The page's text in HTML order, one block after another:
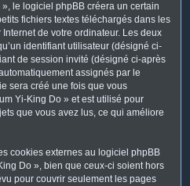
le logiciel phpBB créera un certain
fichiers textes téléchargés dans les
de votre ordinateur. Les deux
identifiant utilisateur (désigné ci-
de session invité (désigné ci-après
assignés par le
sera créé une fois que vous
Yi-King Do » et est utilisé pour
que vous avez lus, ce qui améliore
cookies externes au logiciel phpBB
Do », bien que ceux-ci soient hors
pour couvrir seulement les pages